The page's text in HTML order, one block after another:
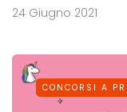
24 Giugno 2021
CONCORSI A